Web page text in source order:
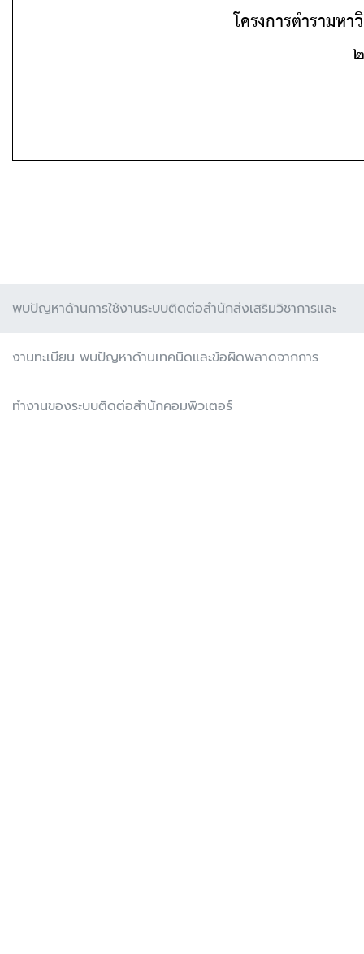
พบปัญหาด้านการใช้งานระบบติดต่อสำนักส่งเสริมวิชาการและ
งานทะเบียน พบปัญหาด้านเทคนิดและข้อผิดพลาดจากการ
ทำงานของระบบติดต่อสำนักคอมพิวเตอร์